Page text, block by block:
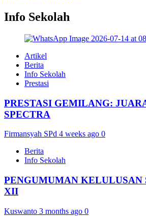
Info Sekolah
Artikel
Berita
Info Sekolah
Prestasi
PRESTASI GEMILANG:
SPECTRA
Firmansyah SPd 4 weeks ago 0
Berita
Info Sekolah
PENGUMUMAN KELULUSAN
XII
Kuswanto 3 months ago 0